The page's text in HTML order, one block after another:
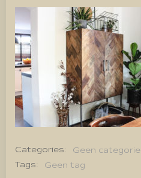
Categories:
Geen categorie
Tags:
Geen tag